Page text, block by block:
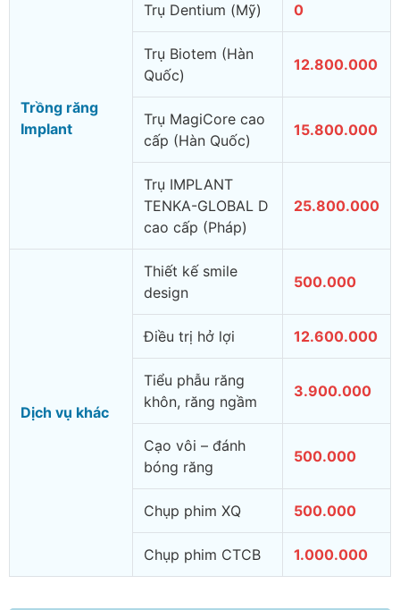
Trồng răng
Implant
Trụ Dentium (Mỹ) 0
Trụ Biotem (Hàn
Quốc)
12.800.000
Trụ MagiCore cao
cấp (Hàn Quốc)
15.800.000
Trụ IMPLANT
TENKA-GLOBAL D
cao cấp (Pháp)
25.800.000
Dịch vụ khác
Thiết kế smile
design
500.000
Điều trị hở lợi 12.600.000
Tiểu phẫu răng
khôn, răng ngầm
3.900.000
Cạo vôi – đánh
bóng răng
500.000
Chụp phim XQ 500.000
Chụp phim CTCB 1.000.000